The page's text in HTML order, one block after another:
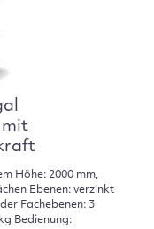
mit
Höhe: 2000 mm,
Ebenen: verzinkt
Fachebenen: 3
Bedienung: